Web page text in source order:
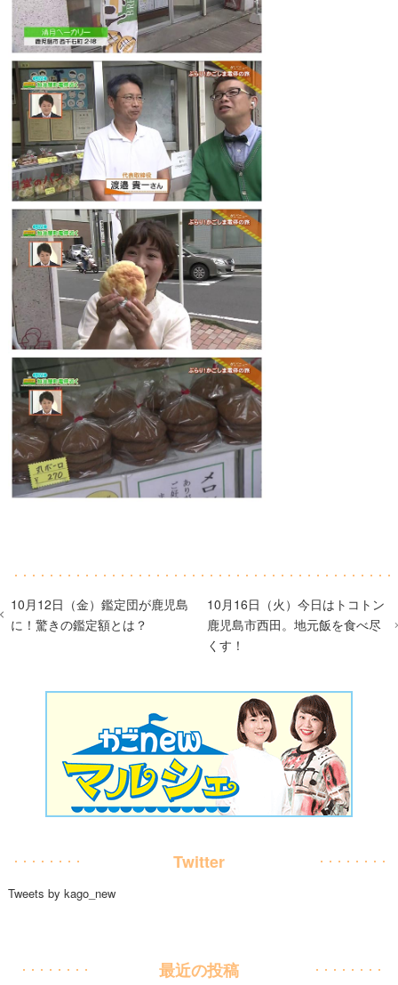
10月12日（金）鑑定団が鹿児島
に！驚きの鑑定額とは？
10月16日（火）今日はトコトン
鹿児島市西田。地元飯を食べ尽
くす！
Twitter
Tweets by kago_new
最近の投稿